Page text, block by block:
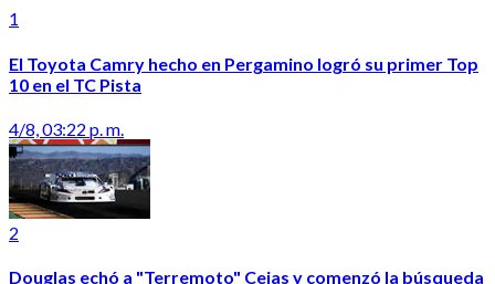
1
El Toyota Camry hecho en Pergamino logró su primer Top
10 en el TC Pista
4/8, 03:22 p. m.
2
Douglas echó a "Terremoto" Cejas y comenzó la búsqueda